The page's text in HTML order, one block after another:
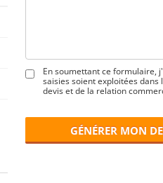
En soumettant ce formulaire,
saisies soient exploitées dans
devis et de la relation
GÉNÉRER MON